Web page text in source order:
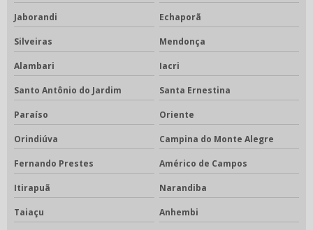
Jaborandi Echaporã
Silveiras Mendonça
Alambari Iacri
Santo Antônio do Jardim Santa Ernestina
Paraíso Oriente
Orindiúva Campina do Monte Alegre
Fernando Prestes Américo de Campos
Itirapuã Narandiba
Taiaçu Anhembi